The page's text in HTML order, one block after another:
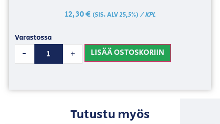
12,30€ (SIS. ALV 25,5%)/ KPL
Varastossa
- + LISÄÄ OSTOSKORIIN
Tutustu myös